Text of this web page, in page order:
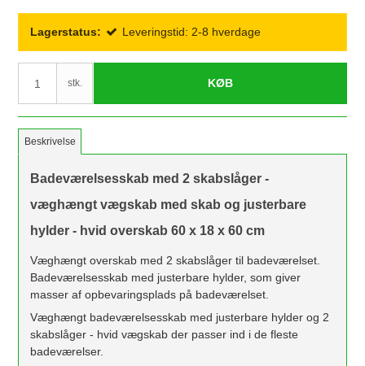
Lagerstatus: Leveringstid: 2-8 hverdage
stk. KØB
Beskrivelse
Badeværelsesskab med 2 skabslåger -
væghængt vægskab med skab og justerbare
hylder - hvid overskab 60 x 18 x 60 cm
Væghængt overskab med 2 skabslåger til badeværelset.
Badeværelsesskab med justerbare hylder, som giver
masser af opbevaringsplads på badeværelset.
Væghængt badeværelsesskab med justerbare hylder og 2
skabslåger - hvid vægskab der passer ind i de fleste
badeværelser.